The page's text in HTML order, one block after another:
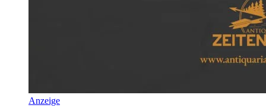
Anzeige